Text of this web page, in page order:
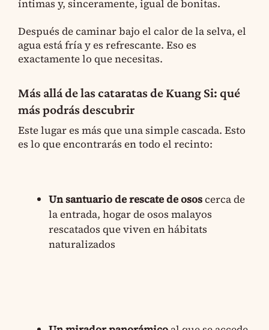
íntimas y, sinceramente, igual de bonitas.
Después de caminar bajo el calor de la selva, el
agua está fría y es refrescante. Eso es
exactamente lo que necesitas.
Más allá de las cataratas de Kuang Si: qué
más podrás descubrir
Este lugar es más que una simple cascada. Esto
es lo que encontrarás en todo el recinto:
Un santuario de rescate de ososcerca de
la entrada, hogar de osos malayos
rescatados que viven en hábitats
naturalizados